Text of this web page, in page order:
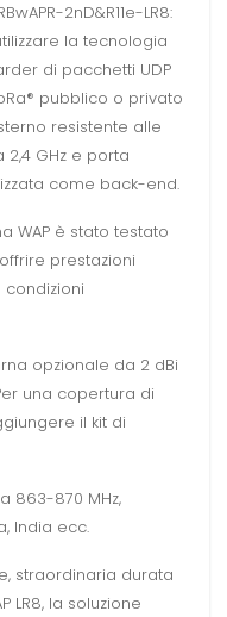
2nD&R11e-LR8:
la tecnologia
di pacchetti UDP
pubblico o privato
resistente alle
2,4 GHz e porta
come back-end.
WAP è stato testato
prestazioni
opzionale da 2 dBi
una copertura di
il kit di
863-870 MHz,
India ecc.
straordinaria durata
LR8, la soluzione